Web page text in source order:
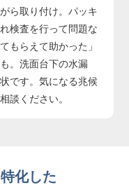
ら取り付け。パッキ
検査を行って問題な
もらえて助かった」
。洗面台下の水漏
です。気になる兆候
談ください。
化した